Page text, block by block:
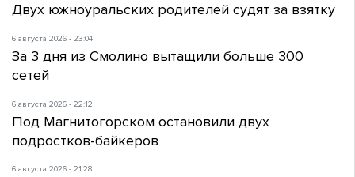
Двух южноуральских родителей судят за взятку
6 августа 2026 - 23:04
За 3 дня из Смолино вытащили больше 300
сетей
6 августа 2026 - 22:12
Под Магнитогорском остановили двух
подростков-байкеров
6 августа 2026 - 21:28